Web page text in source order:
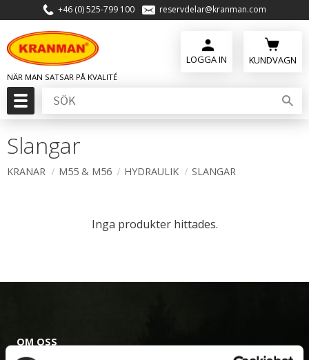
Meny
+46 (0) 525-799 100 reservdelar@kranman.com
KUNDVAGN
Slangar
KRANAR M55 & M56 HYDRAULIK SLANGAR
Inga produkter hittades.
OM OSS